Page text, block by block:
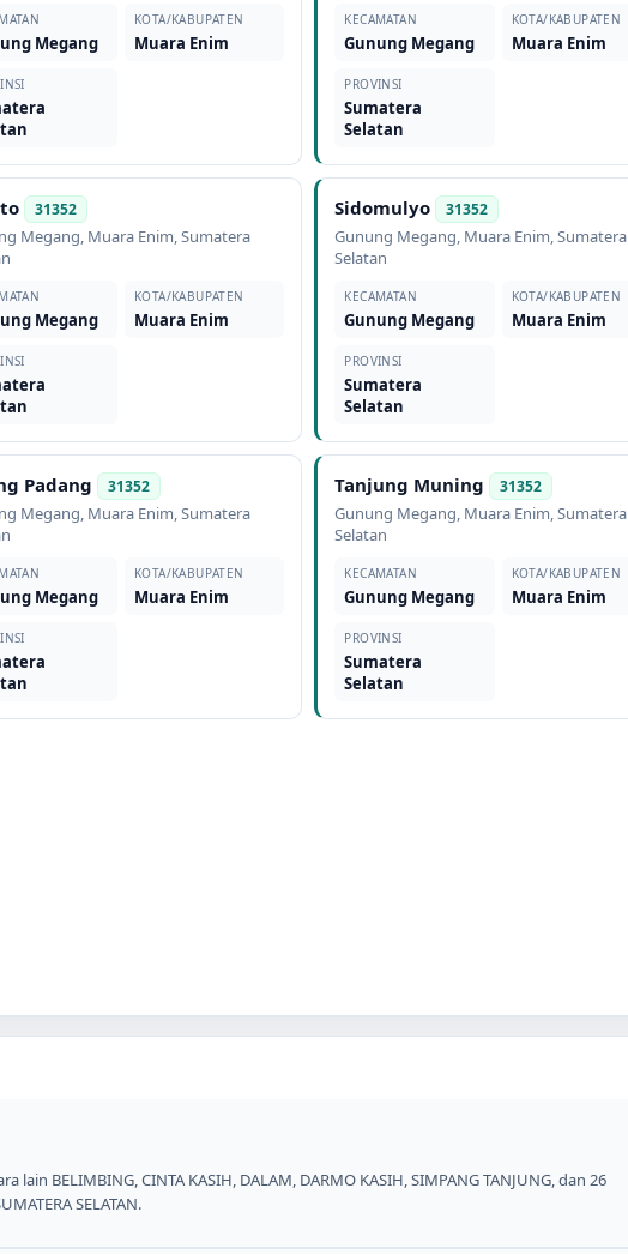
Megang
KOTA/KABUPATEN
Muara Enim
KECAMATAN
Gunung Megang
KOTA/KABUPATEN
Muara Enim
PROVINSI
Sumatera
Selatan
31352
Megang, Muara Enim,Sumatera
Megang
KOTA/KABUPATEN
Muara Enim
Sidomulyo 31352
Gunung Megang, Muara Enim,Sumatera
Selatan
KECAMATAN
Gunung Megang
KOTA/KABUPATEN
Muara Enim
PROVINSI
Sumatera
Selatan
Padang 31352
Megang, Muara Enim,Sumatera
Megang
KOTA/KABUPATEN
Muara Enim
Tanjung Muning 31352
Gunung Megang, Muara Enim,Sumatera
Selatan
KECAMATAN
Gunung Megang
KOTA/KABUPATEN
Muara Enim
PROVINSI
Sumatera
Selatan
BELIMBING, CINTA KASIH, DALAM, DARMO KASIH, SIMPANG TANJUNG, dan 26
SELATAN.